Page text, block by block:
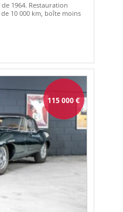
de 1964. Restauration
10 000 km, boîte moins
115 000€